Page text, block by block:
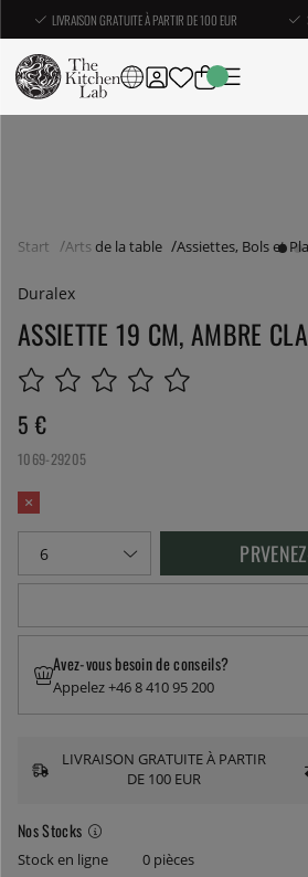
LIVRAISON GRATUITE À PARTIR DE 100 EUR
Start Arts de la table Assiettes, Bols et
Duralex
ASSIETTE 19 CM, AMBRE
5 €
1069-29205
Nos Stocks
Stock en ligne 0 pièces
Avez-vous besoin de conseils?
Appelez +46 8 410 95 200
LIVRAISON GRATUITE À PARTIR
DE 100 EUR